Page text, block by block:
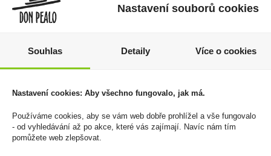
Mila řezy Sedita 50g
16 Kč
Cena za:1 ks
Lazy Dodo 0,7l 40%
749 Kč
Nastavení souborů cookies
Souhlas Detaily Více o cookies
Nastavení cookies: Aby všechno fungovalo, jak má.
Používáme cookies, aby se vám web dobře prohlížel a vše fungovalo
- od vyhledávání až po akce, které vás zajímají. Navíc nám tím
pomůžete web zlepšovat.